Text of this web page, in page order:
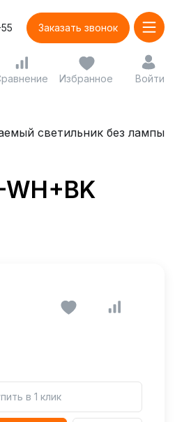
Заказать звонок
Избранное Войти
светильник без лампы
в 1 клик